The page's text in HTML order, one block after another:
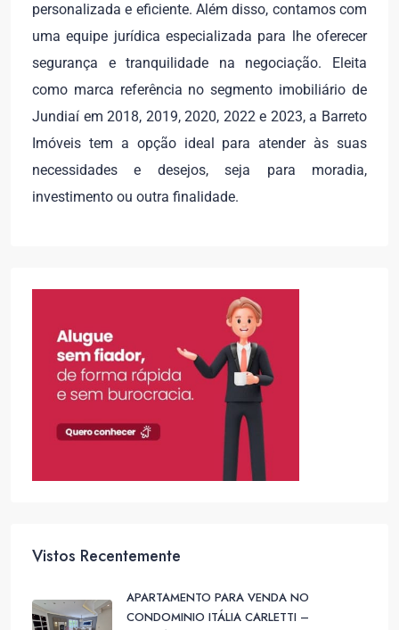
personalizada e eficiente. Além disso, contamos com
uma equipe jurídica especializada para lhe oferecer
segurança e tranquilidade na negociação. Eleita
como marca referência no segmento imobiliário de
Jundiaí em 2018, 2019, 2020, 2022 e 2023, a Barreto
Imóveis tem a opção ideal para atender às suas
necessidades e desejos, seja para moradia,
investimento ou outra finalidade.
Vistos Recentemente
APARTAMENTO PARA VENDA NO
CONDOMINIO ITÁLIA CARLETTI –